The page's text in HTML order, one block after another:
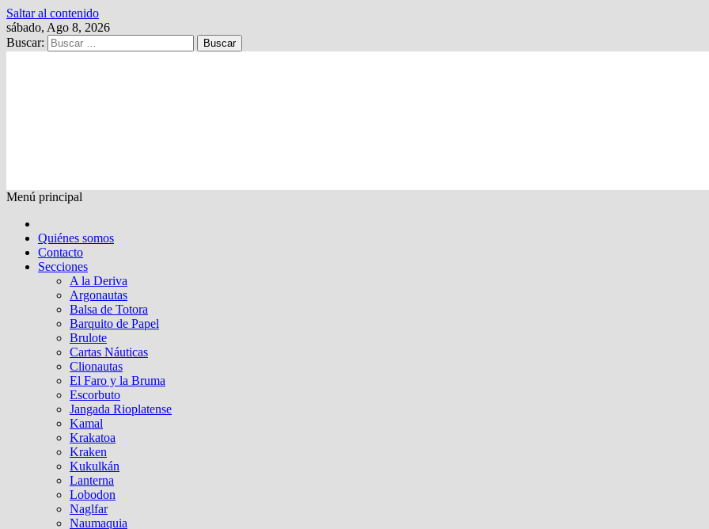
Saltar al contenido
sábado, Ago 8, 2026
Buscar:
Menú principal
Quiénes somos
Contacto
Secciones
A la Deriva
Argonautas
Balsa de Totora
Barquito de Papel
Brulote
Cartas Náuticas
Clionautas
El Faro y la Bruma
Escorbuto
Jangada Rioplatense
Kamal
Krakatoa
Kraken
Kukulkán
Lanterna
Lobodon
Naglfar
Naumaquia